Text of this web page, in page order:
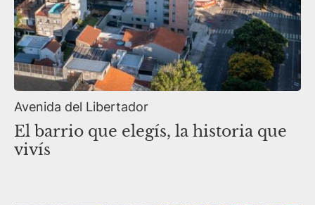
Avenida del Libertador
El barrio que elegís, la historia que
vivís